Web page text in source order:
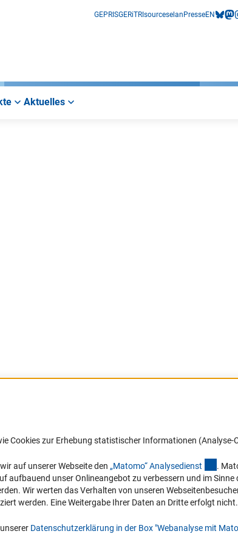
GEPRISGERiTRIsourceselan PresseEN
Aktuelles
zur Barrierefreiheit
melden
in Ihr Mailpostfach oder schauen
die Ausgaben online an.
Zum Newsletter
Cookies zur Erhebung statistischer Informationen (Analyse-
auf unserer Webseite den „Matomo“ Analysedienst
.
aufbauend unser Onlineangebot zu verbessern und im
Wir werten das Verhalten von unseren
werden. Eine Weitergabe Ihrer Daten an Dritte erfolgt nicht.
Datenschutzerklärung in der Box "Webanalyse mit